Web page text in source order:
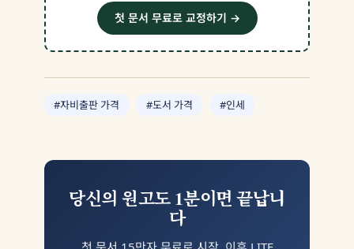
첫 문서 무료로 교정하기 →
#자비출판 가격 #도서 가격 #인세
당신의 원고도 1분이면 끝납니
다